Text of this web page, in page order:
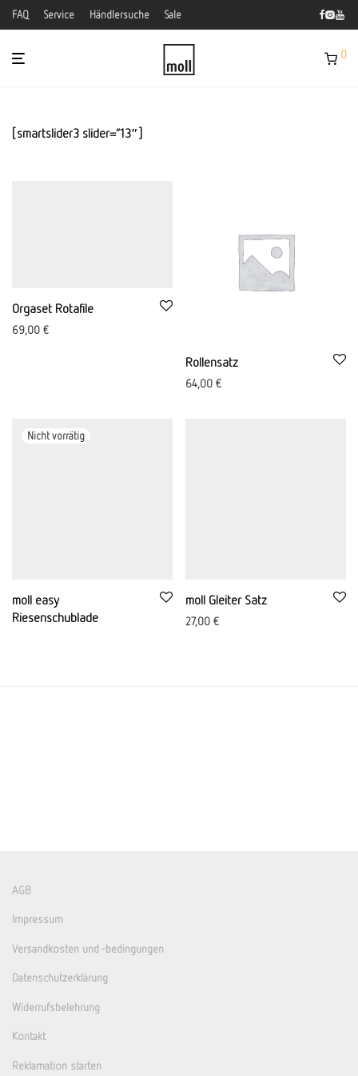
FAQ Service Händlersuche Sale
0
[smartslider3 slider=”13″]
Orgaset Rotafile
69,00 €
Rollensatz
64,00 €
moll easy
Riesenschublade
moll Gleiter Satz
27,00 €
AGB
Impressum
Versandkosten und -bedingungen
Datenschutzerklärung
Widerrufsbelehrung
Kontakt
Reklamation starten